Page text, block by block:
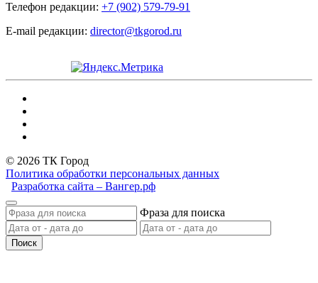
Телефон редакции: +7 (902) 579-79-91
E-mail редакции: director@tkgorod.ru
© 2026 ТК Город
Политика обработки персональных данных
Разработка сайта – Вангер.рф
Фраза для поиска
Поиск